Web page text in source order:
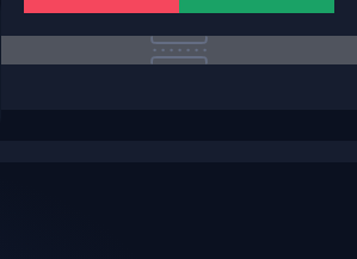
Tutti Forex Metalli Azioni